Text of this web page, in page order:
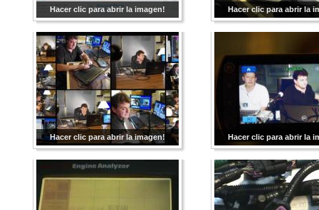
Hacer clic para abrir la imagen! Hacer clic para abrir la
Hacer clic para abrir la imagen! Hacer clic para abrir la